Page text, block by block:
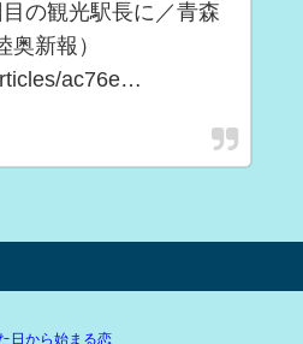
の観光駅長に／青森
奥新報）
ac76e…